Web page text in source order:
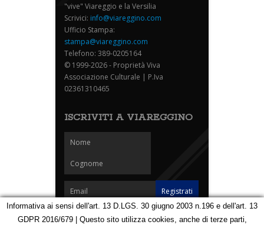
"vive" Viareggio e la Versilia
Scrivici: info@viareggino.com
Ufficio Stampa:
stampa@viareggino.com
Telefono: 389-0205164
© 1999-2026 - Proprietà Viva
Associazione Culturale | P.Iva
02361310465
ISCRIVITI A VIAREGGINO
Informativa ai sensi dell'art. 13 D.LGS. 30 giugno 2003 n.196 e dell'art. 13
GDPR 2016/679 | Questo sito utilizza cookies, anche di terze parti,